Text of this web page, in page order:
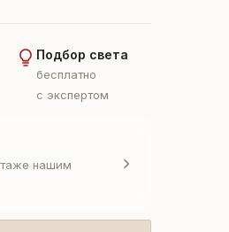
Подбор света
бесплатно
с экспертом
нашим